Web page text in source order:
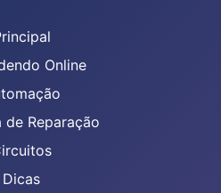
Online
de Reparação
Dicas